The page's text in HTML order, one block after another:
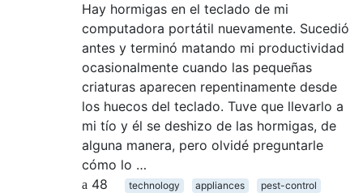
Hay hormigas en el teclado de mi
computadora portátil nuevamente. Sucedió
antes y terminó matando mi productividad
ocasionalmente cuando las pequeñas
criaturas aparecen repentinamente desde
los huecos del teclado. Tuve que llevarlo a
mi tío y él se deshizo de las hormigas, de
alguna manera, pero olvidé preguntarle
cómo lo …
48
technology appliances pest-control